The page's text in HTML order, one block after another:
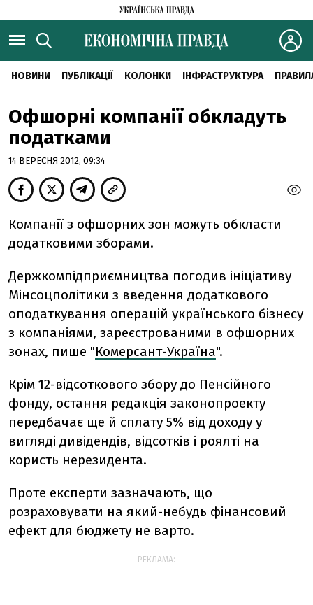
НОВИНИ ПУБЛІКАЦІЇ КОЛОНКИ ІНФРАСТРУКТУРА
Офшорні компанії обкладуть
податками
14 ВЕРЕСНЯ 2012, 09:34
Компанії з офшорних зон можуть обкласти
додатковими зборами.
Держкомпідприємництва погодив ініціативу
Мінсоцполітики з введення додаткового
оподаткування операцій українського бізнесу
з компаніями, зареєстрованими в офшорних
зонах, пише "Комерсант-Україна".
Крім 12-відсоткового збору до Пенсійного
фонду, остання редакція законопроекту
передбачає ще й сплату 5% від доходу у
вигляді дивідендів, відсотків і роялті на
користь нерезидента.
Проте експерти зазначають, що
розраховувати на який-небудь фінансовий
ефект для бюджету не варто.
РЕКЛАМА: